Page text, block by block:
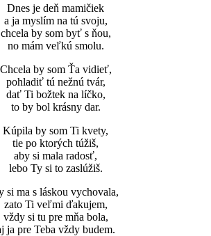
Dnes je deň mamičiek
a ja myslím na tú svoju,
chcela by som byť s ňou,
no mám veľkú smolu.
Chcela by som Ťa vidieť,
pohladiť tú nežnú tvár,
dať Ti božtek na líčko,
to by bol krásny dar.
Kúpila by som Ti kvety,
tie po ktorých túžiš,
aby si mala radosť,
lebo Ty si to zaslúžiš.
si ma s láskou vychovala,
zato Ti veľmi ďakujem,
vždy si tu pre mňa bola,
ja pre Teba vždy budem.